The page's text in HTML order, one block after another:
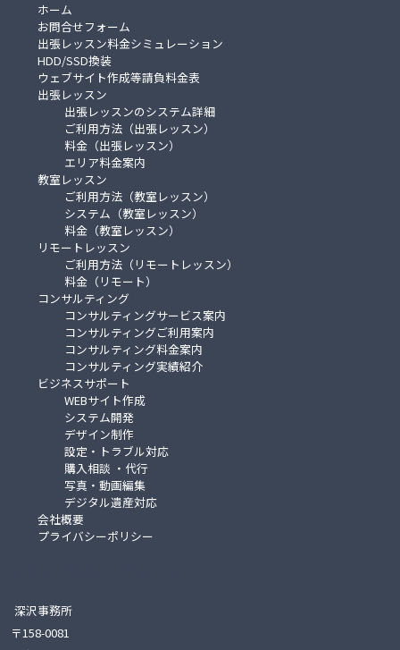
ホーム
お問合せフォーム
出張レッスン料金シミュレーション
HDD/SSD換装
ウェブサイト作成等請負料金表
出張レッスン
出張レッスンのシステム詳細
ご利用方法（出張レッスン）
料金（出張レッスン）
エリア料金案内
教室レッスン
ご利用方法（教室レッスン）
システム（教室レッスン）
料金（教室レッスン）
リモートレッスン
ご利用方法（リモートレッスン）
料金（リモート）
コンサルティング
コンサルティングサービス案内
コンサルティングご利用案内
コンサルティング料金案内
コンサルティング実績紹介
ビジネスサポート
WEBサイト作成
システム開発
デザイン制作
設定・トラブル対応
購入相談 ・代行
写真・動画編集
デジタル遺産対応
会社概要
プライバシーポリシー
深沢事務所
〒158-0081